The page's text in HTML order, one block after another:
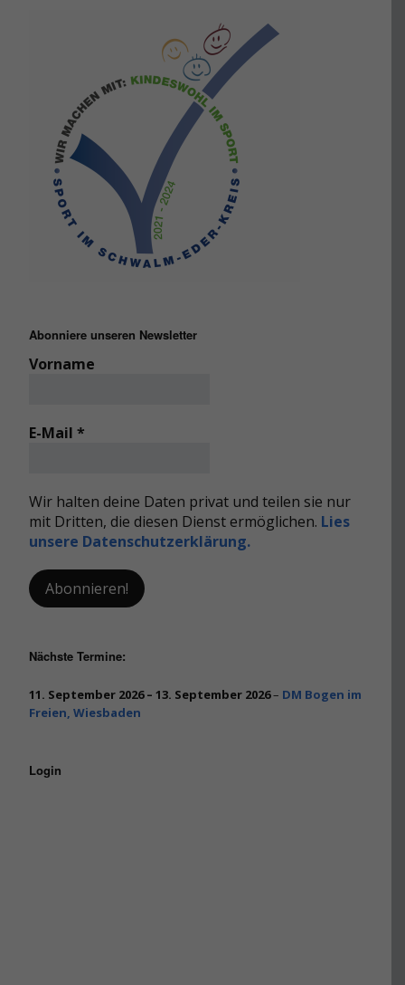
Abonniere unseren Newsletter
Vorname
E-Mail *
Wir halten deine Daten privat und teilen sie nur
mit Dritten, die diesen Dienst ermöglichen. Lies
unsere Datenschutzerklärung.
Nächste Termine:
11. September 2026 – 13. September 2026– DM Bogen im
Freien, Wiesbaden
Login